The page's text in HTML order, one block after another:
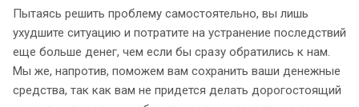
Пытаясь решить проблему самостоятельно, вы лишь
ухудшите ситуацию и потратите на устранение последствий
еще больше денег, чем если бы сразу обратились к нам.
Мы же, напротив, поможем вам сохранить ваши денежные
средства, так как вам не придется делать дорогостоящий